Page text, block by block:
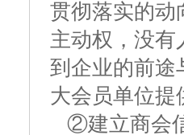
贯彻落实的动
主动权，没
到企业的前途
大会员单位提
②建立商会